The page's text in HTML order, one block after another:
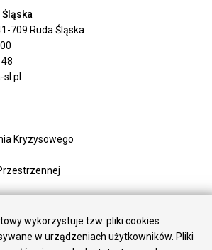
709 Ruda Śląska
Kryzysowego
wykorzystuje tzw. pliki cookies
w urządzeniach użytkowników. Pliki